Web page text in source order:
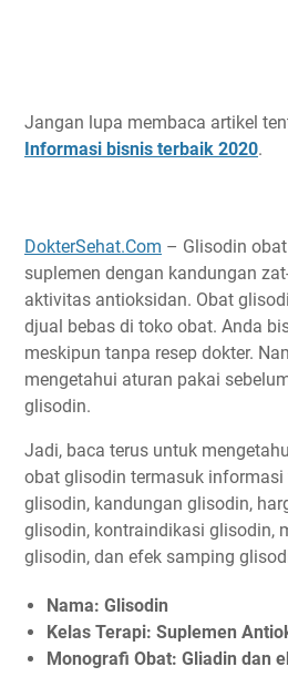
Jangan lupa membaca artikel
Informasi bisnis terbaik 2020.
DokterSehat.Com – Glisodin
suplemen dengan kandungan
aktivitas antioksidan. Obat
djual bebas di toko obat. Anda
meskipun tanpa resep dokter.
mengetahui aturan pakai
glisodin.
Jadi, baca terus untuk
obat glisodin termasuk
glisodin, kandungan glisodin,
glisodin, kontraindikasi glisodin,
glisodin, dan efek samping
Nama: Glisodin
Kelas Terapi: Suplemen
Monografi Obat: Gliadin dan